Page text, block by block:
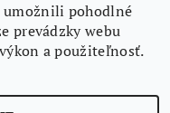
umožnili pohodlné
prevádzky webu
a použiteľnosť.